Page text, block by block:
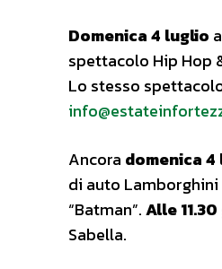
Domenica 4 luglio
spettacolo Hip Hop
Lo stesso
Ancora domenica
di auto Lamborghini
“Batman”.Alle 11.30
Sabella.